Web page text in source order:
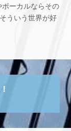
ーカルならその
ういう世界が好